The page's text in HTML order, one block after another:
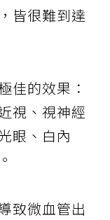
皆很難到達
佳的效果：
視、視神經
眼、白內
致微血管出